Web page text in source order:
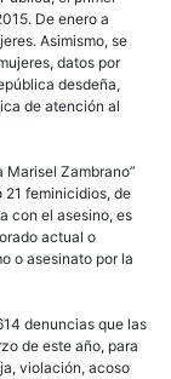
De enero a
Asimismo, se
datos por
desdeña,
de atención al
Marisel Zambrano”
21 feminicidios, de
con el asesino, es
actual o
o asesinato por la
denuncias que las
de este año, para
violación, acoso